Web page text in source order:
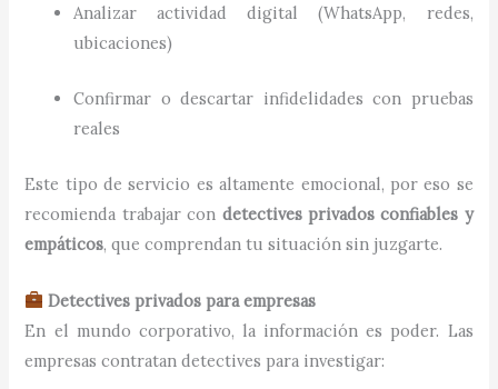
Analizar actividad digital (WhatsApp, redes,
ubicaciones)
Confirmar o descartar infidelidades con pruebas
reales
Este tipo de servicio es altamente emocional, por eso se
recomienda trabajar con detectives privados confiables y
empáticos, que comprendan tu situación sin juzgarte.
Detectives privados para empresas
En el mundo corporativo, la información es poder. Las
empresas contratan detectives para investigar: